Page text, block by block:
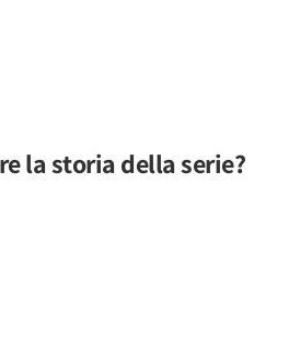
la storia della serie?